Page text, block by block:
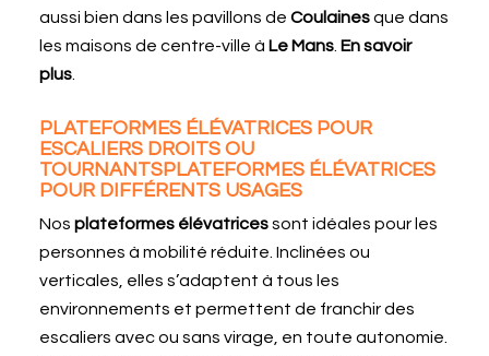
aussi bien dans les pavillons de Coulainesque dans
les maisons de centre-ville à Le Mans. En savoir
plus.
PLATEFORMES ÉLÉVATRICES POUR
ESCALIERS DROITS OU
TOURNANTSPLATEFORMES ÉLÉVATRICES
POUR DIFFÉRENTS USAGES
Nos plateformes élévatricessont idéales pour les
personnes à mobilité réduite. Inclinées ou
verticales, elles s’adaptent à tous les
environnements et permettent de franchir des
escaliers avec ou sans virage, en toute autonomie.